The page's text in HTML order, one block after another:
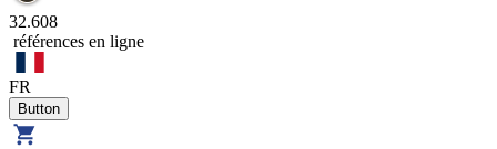
32.608
références en ligne
FR